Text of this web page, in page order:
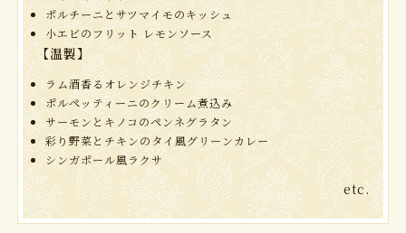
ポルチーニとサツマイモのキッシュ
小エビのフリット レモンソース
【温製】
ラム酒香るオレンジチキン
ポルペッティーニのクリーム煮込み
サーモンとキノコのペンネグラタン
彩り野菜とチキンのタイ風グリーンカレー
シンガポール風ラクサ
etc.